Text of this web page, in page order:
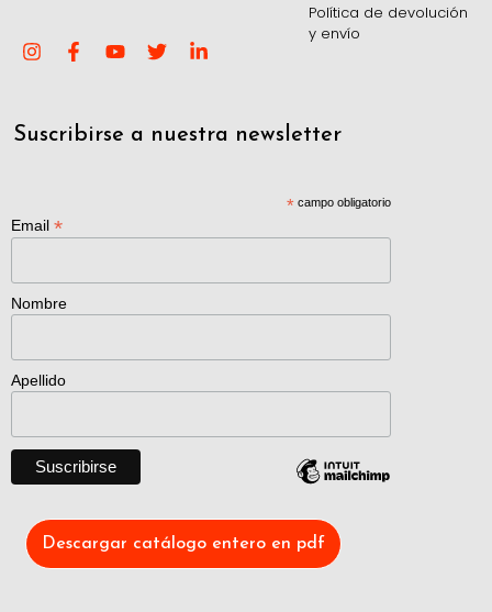
Política de devolución
y envío
Suscribirse a nuestra newsletter
*campo obligatorio
Email *
Nombre
Apellido
Descargar catálogo entero en pdf